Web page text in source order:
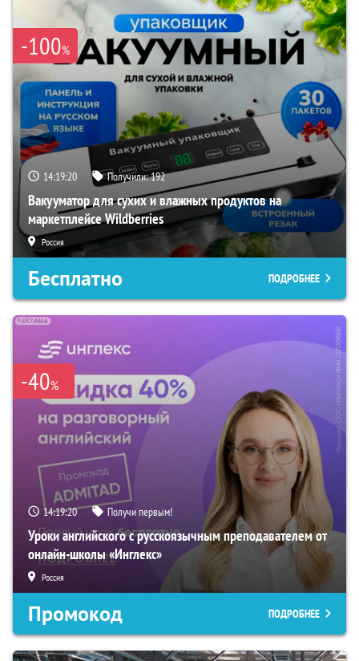
-100%
14:19:18 Получили:192
Вакууматор для сухих и влажных продуктов на
маркетплейсе Wildberries
Россия
Бесплатно ПОДРОБНЕЕ
-40%
14:19:18 Получи первым!
Уроки английского с русскоязычным преподавателем от
онлайн-школы «Инглекс»
Россия
Промокод ПОДРОБНЕЕ